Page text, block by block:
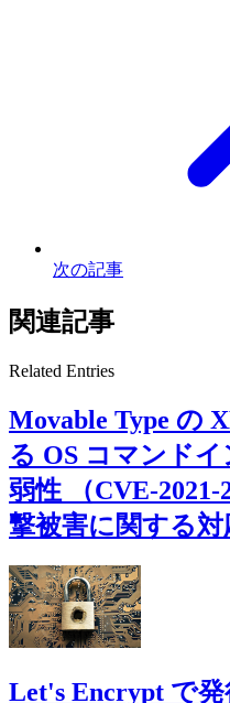
次の記事
関連記事
Related Entries
Movable Type の
る OS コマンド
弱性 （CVE-
撃被害に関する対
Let's Encrypt で